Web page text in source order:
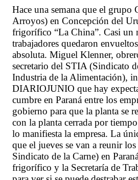
Hace una semana que el grupo
Arroyos) en Concepción del
frigorífico “La China”. Casi un
trabajadores quedaron
absoluta. Miguel Klenner,
secretario del STIA (Sindicato
Industria de la Alimentación),
DIARIOJUNIO que hay
cumbre en Paraná entre los
gobierno para que la planta se
con la planta cerrada por
lo manifiesta la empresa. La
que el jueves se van a reunir
Sindicato de la Carne) en
frigorífico y la Secretaría de